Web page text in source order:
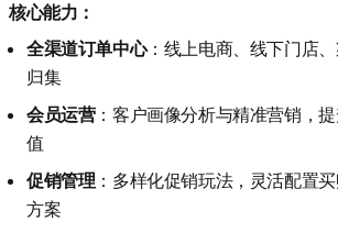
核心能力：
全渠道订单中心：线上电商、线下门店
归集
会员运营：客户画像分析与精准营销，
值
促销管理 ：多样化促销玩法，灵活配置
方案